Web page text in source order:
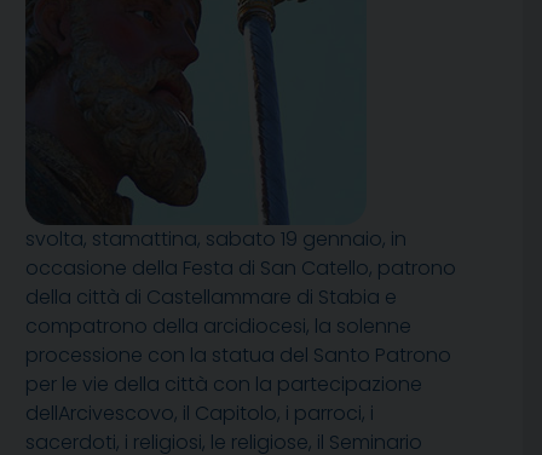
svolta, stamattina, sabato 19 gennaio, in
occasione della Festa di San Catello, patrono
della città di Castellammare di Stabia e
compatrono della arcidiocesi, la solenne
processione con la statua del Santo Patrono
per le vie della città con la partecipazione
dellArcivescovo, il Capitolo, i parroci, i
sacerdoti, i religiosi, le religiose, il Seminario